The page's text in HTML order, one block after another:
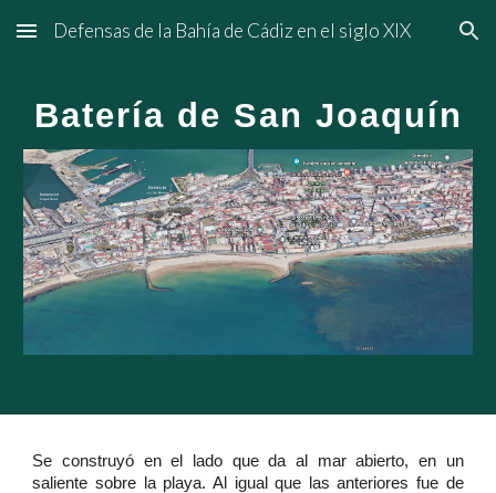
Skip to main content Skip to navigation
Defensas de la Bahía de Cádiz en el siglo XIX
Batería de San Joaquín
Se construyó en el lado que da al mar abierto, en un
saliente sobre la playa. Al igual que las anteriores fue de